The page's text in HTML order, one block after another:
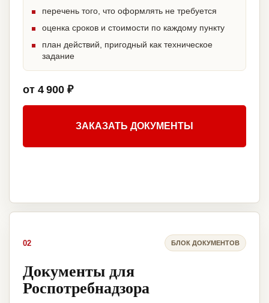
перечень того, что оформлять не требуется
оценка сроков и стоимости по каждому пункту
план действий, пригодный как техническое
задание
от 4 900 ₽
ЗАКАЗАТЬ ДОКУМЕНТЫ
02 БЛОК ДОКУМЕНТОВ
Документы для
Роспотребнадзора